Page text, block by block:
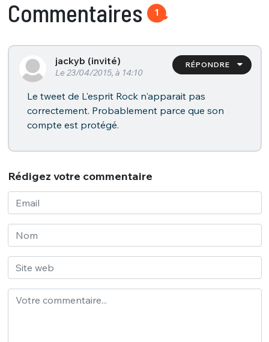
Commentaires 1
RÉPONDRE
jackyb (invité)
Le 23/04/2015, à 14:10
Le tweet de L'esprit Rock n'apparait pas
correctement. Probablement parce que son
compte est protégé.
Rédigez votre commentaire